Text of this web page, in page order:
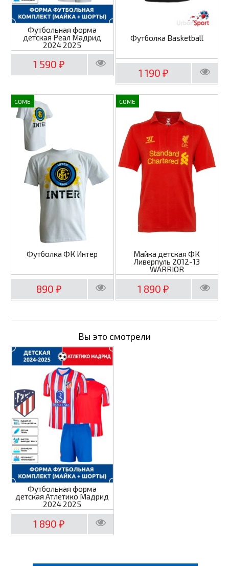
Футбольная форма
детская Реал Мадрид
2024 2025
1 590 ₽
Футболка Basketball
1 190 ₽
COME
Футболка ФК Интер
890 ₽
COME
Майка детская ФК
Ливерпуль 2012-13
WARRIOR
1 890₽
Вы это смотрели
Футбольная форма
детская Атлетико Мадрид
2024 2025
1 890 ₽